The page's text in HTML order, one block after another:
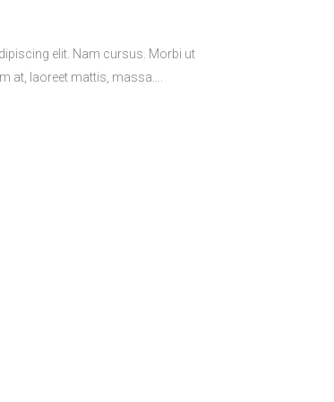
elit. Nam cursus. Morbi ut
at, laoreet mattis, massa....